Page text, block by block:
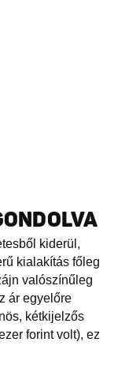
kiderül,
kialakítás főleg
valószínűleg
ár egyelőre
kétkijelzős
forint volt), ez